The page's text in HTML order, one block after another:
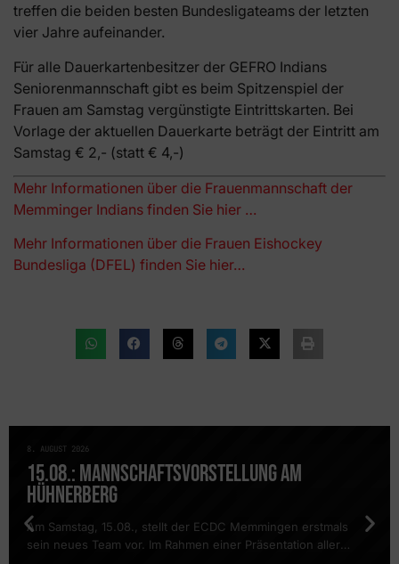
treffen die beiden besten Bundesligateams der letzten
vier Jahre aufeinander.
Für alle Dauerkartenbesitzer der GEFRO Indians
Seniorenmannschaft gibt es beim Spitzenspiel der
Frauen am Samstag vergünstigte Eintrittskarten. Bei
Vorlage der aktuellen Dauerkarte beträgt der Eintritt am
Samstag € 2,- (statt € 4,-)
Mehr Informationen über die Frauenmannschaft der
Memminger Indians finden Sie hier …
Mehr Informationen über die Frauen Eishockey
Bundesliga (DFEL) finden Sie hier…
NEWS
8. AUGUST 2026
15.08.: MANNSCHAFTSVORSTELLUNG AM
HÜHNERBERG
Am Samstag, 15.08., stellt der ECDC Memmingen erstmals
sein neues Team vor. Im Rahmen einer Präsentation aller